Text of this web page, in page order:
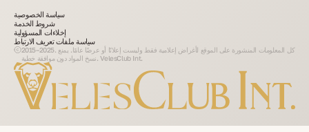
2015–2025. كل المعلومات المنشورة على الموقع لأغراض إعلامية فقط وليست إعلانًا أو عرضًا عامًا. يمنع
نسخ المواد دون موافقة خطية. VelesClub Int.
سياسة الخصوصية
شروط الخدمة
إخلاءات المسؤولية
سياسة ملفات تعريف الارتباط